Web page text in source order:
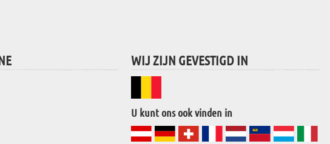
WIJ ZIJN GEVESTIGD IN
U kunt ons ook vinden in